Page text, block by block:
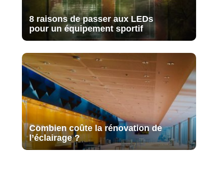
8 raisons de passer aux LEDs
pour un équipement sportif
Combien coûte la rénovation de
l’éclairage ?